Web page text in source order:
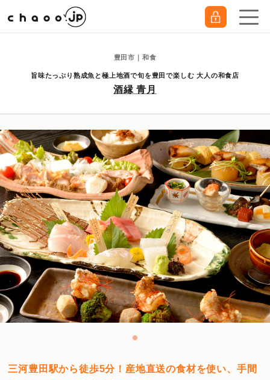
豊田市｜和食
旨味たっぷり熟成魚と極上地酒で旬を豊田で楽しむ 大人の和食店
酒縁 青月
三河豊田駅から徒歩5分！産地直送の食材を使い、手間